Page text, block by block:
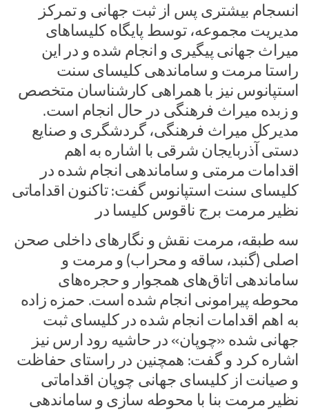
انسجام بیشتری پس از ثبت جهانی و تمرکز
مدیریت مجموعه، توسط پایگاه کلیساهای
میراث جهانی پیگیری و انجام شده و در این
راستا مرمت و ساماندهی کلیسای سنت
استپانوس نیز با همراهی کارشناسان متخصص
و زبده میراث فرهنگی در حال انجام است.‌
مدیرکل میراث فرهنگی، گردشگری و صنایع
دستی آذربایجان شرقی با اشاره به اهم
اقدامات مرمتی و ساماندهی انجام شده در
کلیسای سنت استپانوس گفت: تاکنون اقداماتی
نظیر مرمت برج ناقوس کلیسا در
سه طبقه، مرمت نقش و نگارهای داخلی صحن
اصلی (گنبد، ساقه و محراب) و مرمت و
ساماندهی اتاق‌های همجوار و حجره‌های
محوطه پیرامونی انجام شده است.‌ حمزه زاده
به اهم اقدامات انجام شده در کلیسای ثبت
جهانی شده «چوپان» در حاشیه رود ارس نیز
اشاره کرد و گفت: همچنین در راستای حفاظت
و صیانت از کلیسای جهانی چوپان اقداماتی
نظیر مرمت بنا با محوطه سازی و ساماندهی